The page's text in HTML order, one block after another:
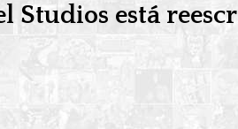
Studios está